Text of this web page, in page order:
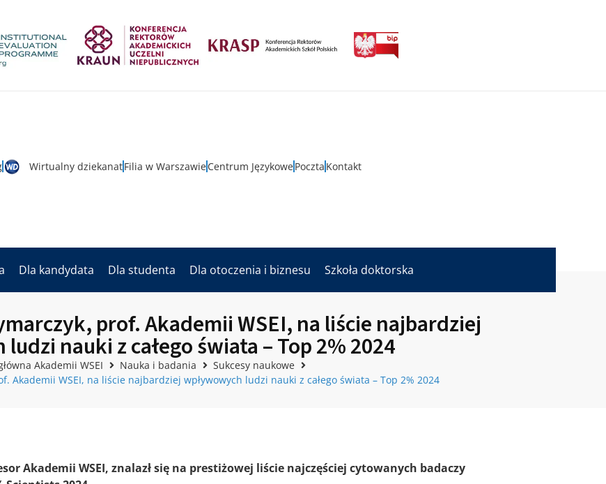
Wirtualny dziekanatFilia w WarszawieCentrum JęzykowePoczta Kontakt
Dla kandydata Dla studenta Dla otoczenia i biznesu Szkoła doktorska
prof. Akademii WSEI, na liście najbardziej
nauki z całego świata – Top 2% 2024
Akademii WSEI Nauka i badania
Sukcesy naukowe
Akademii WSEI, na liście najbardziej wpływowych ludzi nauki z całego świata – Top 2% 2024
Akademii WSEI, znalazł się na prestiżowej liście najczęściej cytowanych badaczy